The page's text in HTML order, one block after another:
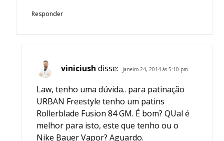
Responder
viniciush disse: janeiro 24, 2014 às 5:10 pm
Law, tenho uma dúvida.. para patinação
URBAN Freestyle tenho um patins
Rollerblade Fusion 84 GM. É bom? QUal é
melhor para isto, este que tenho ou o
Nike Bauer Vapor? Aguardo.